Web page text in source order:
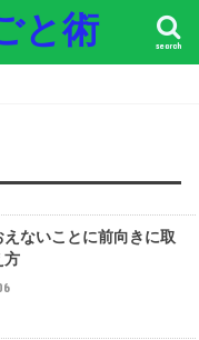
と術 search
ないことに前向きに取
方